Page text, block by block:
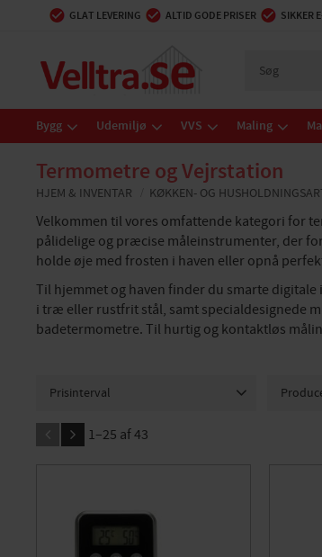
GLAT LEVERING ALTID GODE PRISER SIKKER
Bygg Udemiljø VVS Maling
Termometre og Vejrstation
HJEM & INVENTAR KØKKEN- OG
Velkommen til vores omfattende kategori for
pålidelige og præcise måleinstrumenter, der
holde øje med frosten i haven eller opnå
Til hjemmet og haven finder du smarte
i træ eller rustfrit stål, samt specialdesignede
badetermometre. Til hurtig og kontaktløs
Prisinterval
1–25 af43